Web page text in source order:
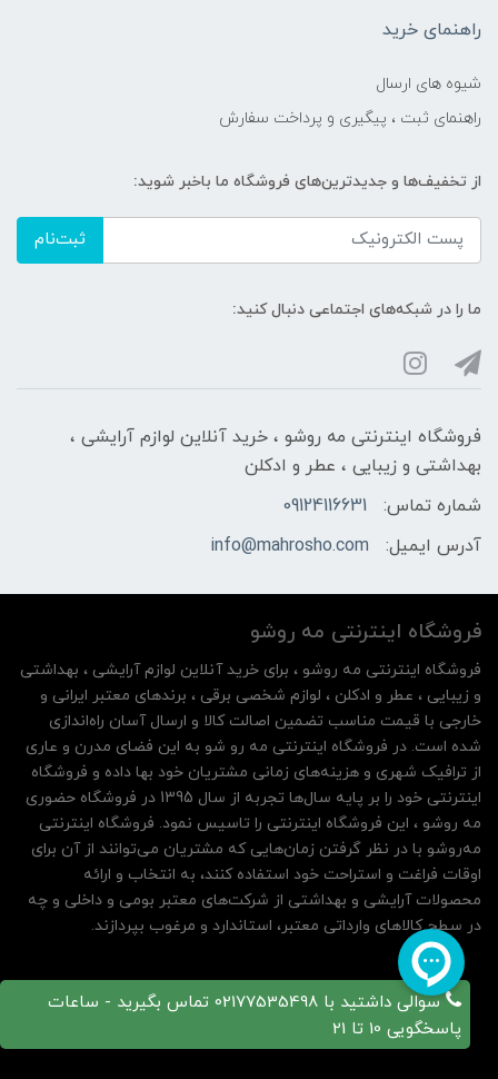
راهنمای خرید
شیوه های ارسال
راهنمای ثبت ، پیگیری و پرداخت سفارش
از تخفیف‌ها و جدیدترین‌های فروشگاه ما باخبر شوید:
ثبت‌نام
ما را در شبکه‌های اجتماعی دنبال کنید:
فروشگاه اینترنتی مه‌ رو‌شو ، خرید آنلاین لوازم آرایشی ،
بهداشتی و زیبایی ، عطر و ادکلن
شماره تماس:
09124116631
آدرس ایمیل:
info@mahrosho.com
سوالی داشتید با 02177535498 تماس بگیرید - ساعات
پاسخگویی 10 تا 21
فروشگاه اینترنتی مه‌ رو‌شو
فروشگاه اینترنتی مه‌ رو‌شو ، برای خرید آنلاین لوازم آرایشی ، بهداشتی
و زیبایی ، عطر و ادکلن ، لوازم شخصی برقی ، برندهای معتبر ایرانی و
خارجی با قیمت مناسب تضمین اصالت کالا و ارسال آسان راه‌اندازی
شده است. در فروشگاه اینترنتی مه رو شو به این فضای مدرن و عاری
از ترافیک شهری و هزینه‌های زمانی مشتریان خود بها داده و فروشگاه
اینترنتی خود را بر پایه سال‌ها تجربه از سال 1395 در فروشگاه حضوری
مه روشو ، این فروشگاه اینترنتی را تاسیس نمود. فروشگاه اینترنتی
مه‌رو‌شو با در نظر گرفتن زمان‌هایی که مشتریان می‌توانند از آن‌ برای
اوقات فراغت و استراحت خود استفاده کنند، به انتخاب و ارائه
محصولات آرایشی و بهداشتی از شرکت‌های معتبر بومی و داخلی و چه
در سطح کالاهای وارداتی معتبر، استاندارد و مرغوب بپردازند.